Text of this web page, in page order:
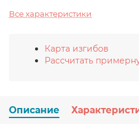
Все характеристики
Карта изгибов
Рассчитать
Описание